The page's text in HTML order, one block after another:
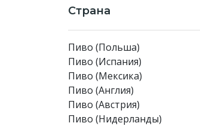
Страна
Пиво (Польша)
Пиво (Испания)
Пиво (Мексика)
Пиво (Англия)
Пиво (Австрия)
Пиво (Нидерланды)